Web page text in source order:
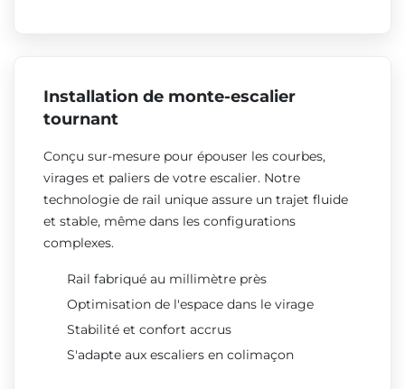
Installation de monte-escalier
tournant
Conçu sur-mesure pour épouser les courbes,
virages et paliers de votre escalier. Notre
technologie de rail unique assure un trajet fluide
et stable, même dans les configurations
complexes.
Rail fabriqué au millimètre près
Optimisation de l'espace dans le virage
Stabilité et confort accrus
S'adapte aux escaliers en colimaçon